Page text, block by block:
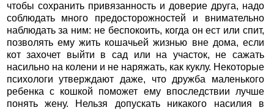
чтобы сохранить привязанность и доверие друга, надо
соблюдать много предосторожностей и внимательно
наблюдать за ним: не беспокоить, когда он ест или спит,
позволять ему жить кошачьей жизнью вне дома, если
кот захочет выйти в сад или на участок, не сажать
насильно на колени и не наряжать, как куклу. Некоторые
психологи утверждают даже, что дружба маленького
ребенка с кошкой поможет ему впоследствии лучше
понять жену. Нельзя допускать никакого насилия в